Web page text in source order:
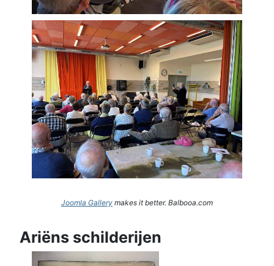
Joomla Gallery makes it better. Balbooa.com
Ariëns schilderijen